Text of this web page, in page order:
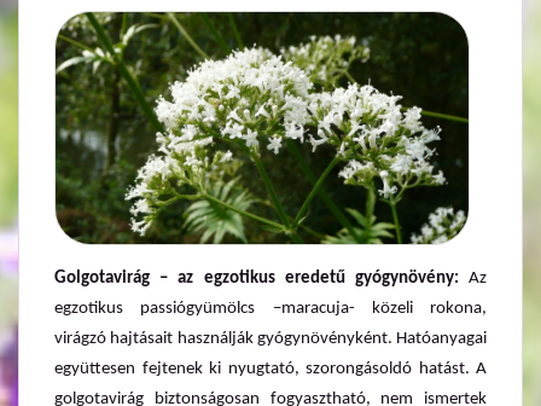
Golgotavirág – az egzotikus eredetű gyógynövény: Az
egzotikus passiógyümölcs –maracuja- közeli rokona,
virágzó hajtásait használják gyógynövényként. Hatóanyagai
együttesen fejtenek ki nyugtató, szorongásoldó hatást. A
golgotavirág biztonságosan fogyasztható, nem ismertek